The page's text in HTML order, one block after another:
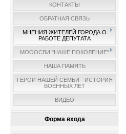
КОНТАКТЫ
ОБРАТНАЯ СВЯЗЬ
МНЕНИЯ ЖИТЕЛЕЙ ГОРОДА О
РАБОТЕ ДЕПУТАТА
МОООСВИ "НАШЕ ПОКОЛЕНИЕ"
НАША ПАМЯТЬ
ГЕРОИ НАШЕЙ СЕМЬИ - ИСТОРИЯ
ВОЕННЫХ ЛЕТ
ВИДЕО
Форма входа